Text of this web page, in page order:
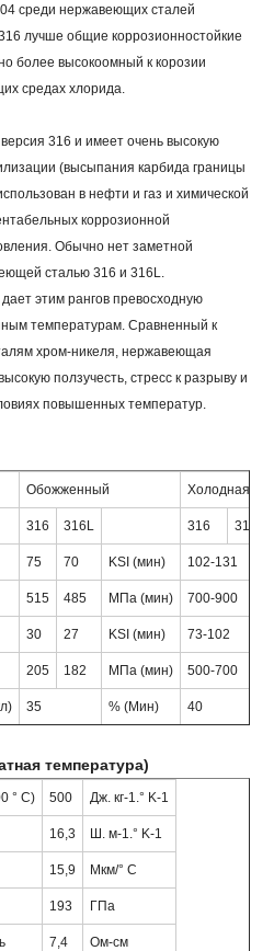
среди нержавеющих сталей
лучше общие коррозионностойкие
более высокоомный к корозии
средах хлорида.
316 и имеет очень высокую
(высыпания карбида границы
в нефти и газ и химической
коррозионной
Обычно нет заметной
сталью 316 и 316L.
этим рангов превосходную
температурам. Сравненный к
хром-никеля, нержавеющая
ползучесть, стресс к разрыву и
повышенных температур.
Обожженный Холодная
316 316L 316 316L
75 70 KSI (мин) 102-131
515 485 МПа (мин) 700-900
30 27 KSI (мин) 73-102
205 182 МПа (мин) 500-700
35 % (Мин) 40
температура)
° C) 500 Дж. кг-1.° K-1
16,3 Ш. м-1.° K-1
15,9 Мкм/° C
193 ГПа
7,4 Ом-см